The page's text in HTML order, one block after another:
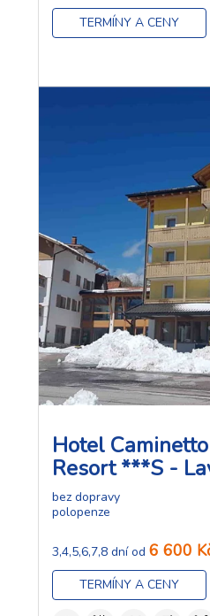
TERMÍNY A CENY
Hotel
Resort ***S -
bez dopravy
polopenze
3,4,5,6,7,8 dní od 6 600
TERMÍNY A CENY